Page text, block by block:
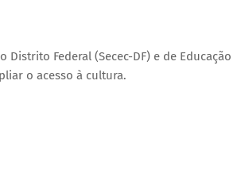
Federal (Secec-DF) e de Educação
o acesso à cultura.